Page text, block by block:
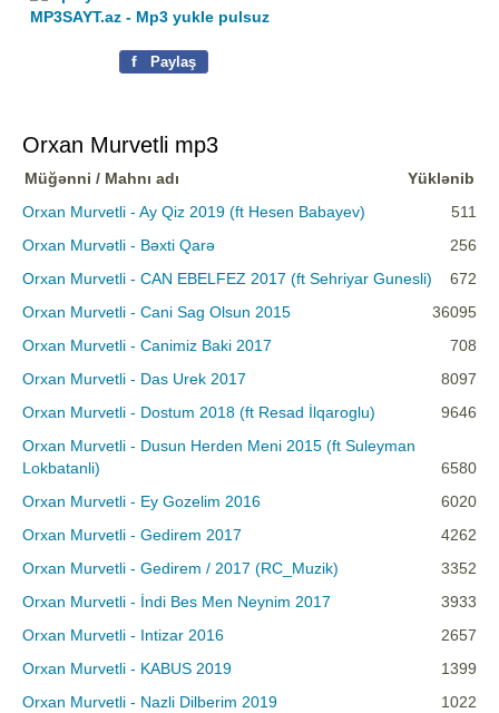
MP3SAYT.az - Mp3 yukle pulsuz
f Paylaş
Orxan Murvetli mp3
Müğənni / Mahnı adı
Yüklənib
Orxan Murvetli - Ay Qiz 2019 (ft Hesen Babayev)
511
Orxan Murvətli - Bəxti Qarə
256
Orxan Murvetli - CAN EBELFEZ 2017 (ft Sehriyar Gunesli)
672
Orxan Murvetli - Cani Sag Olsun 2015
36095
Orxan Murvetli - Canimiz Baki 2017
708
Orxan Murvetli - Das Urek 2017
8097
Orxan Murvetli - Dostum 2018 (ft Resad İlqaroglu)
9646
Orxan Murvetli - Dusun Herden Meni 2015 (ft Suleyman
Lokbatanli)
6580
Orxan Murvetli - Ey Gozelim 2016
6020
Orxan Murvetli - Gedirem 2017
4262
Orxan Murvetli - Gedirem / 2017 (RC_Muzik)
3352
Orxan Murvetli - İndi Bes Men Neynim 2017
3933
Orxan Murvetli - Intizar 2016
2657
Orxan Murvetli - KABUS 2019
1399
Orxan Murvetli - Nazli Dilberim 2019
1022